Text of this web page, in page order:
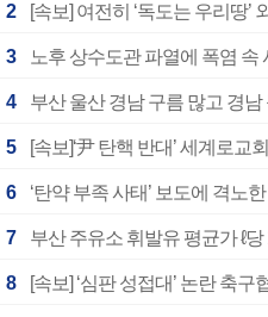
2
3 노후 상수도관 파열에 폭염 속
4
5 [속보]‘尹 탄핵 반대’ 세계로교
6
7 부산 주유소 휘발유 평균가 ℓ
8